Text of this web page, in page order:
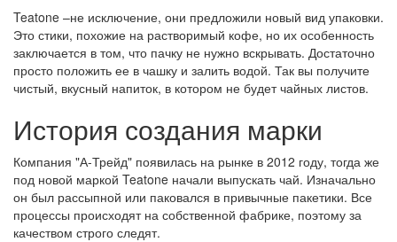
Teatone –не исключение, они предложили новый вид упаковки.
Это стики, похожие на растворимый кофе, но их особенность
заключается в том, что пачку не нужно вскрывать. Достаточно
просто положить ее в чашку и залить водой. Так вы получите
чистый, вкусный напиток, в котором не будет чайных листов.
История создания марки
Компания "А-Трейд" появилась на рынке в 2012 году, тогда же
под новой маркой Teatone начали выпускать чай. Изначально
он был рассыпной или паковался в привычные пакетики. Все
процессы происходят на собственной фабрике, поэтому за
качеством строго следят.